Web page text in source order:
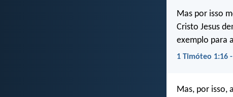
Mas por isso
Cristo Jesus
exemplo para
1 Timóteo 1:16 -
Mas, por isso,